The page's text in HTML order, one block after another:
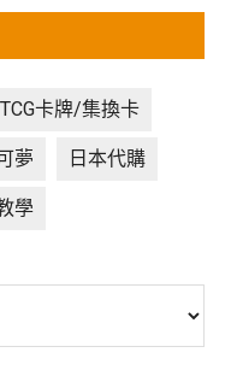
TCG卡牌/集換卡
夢 日本代購
學